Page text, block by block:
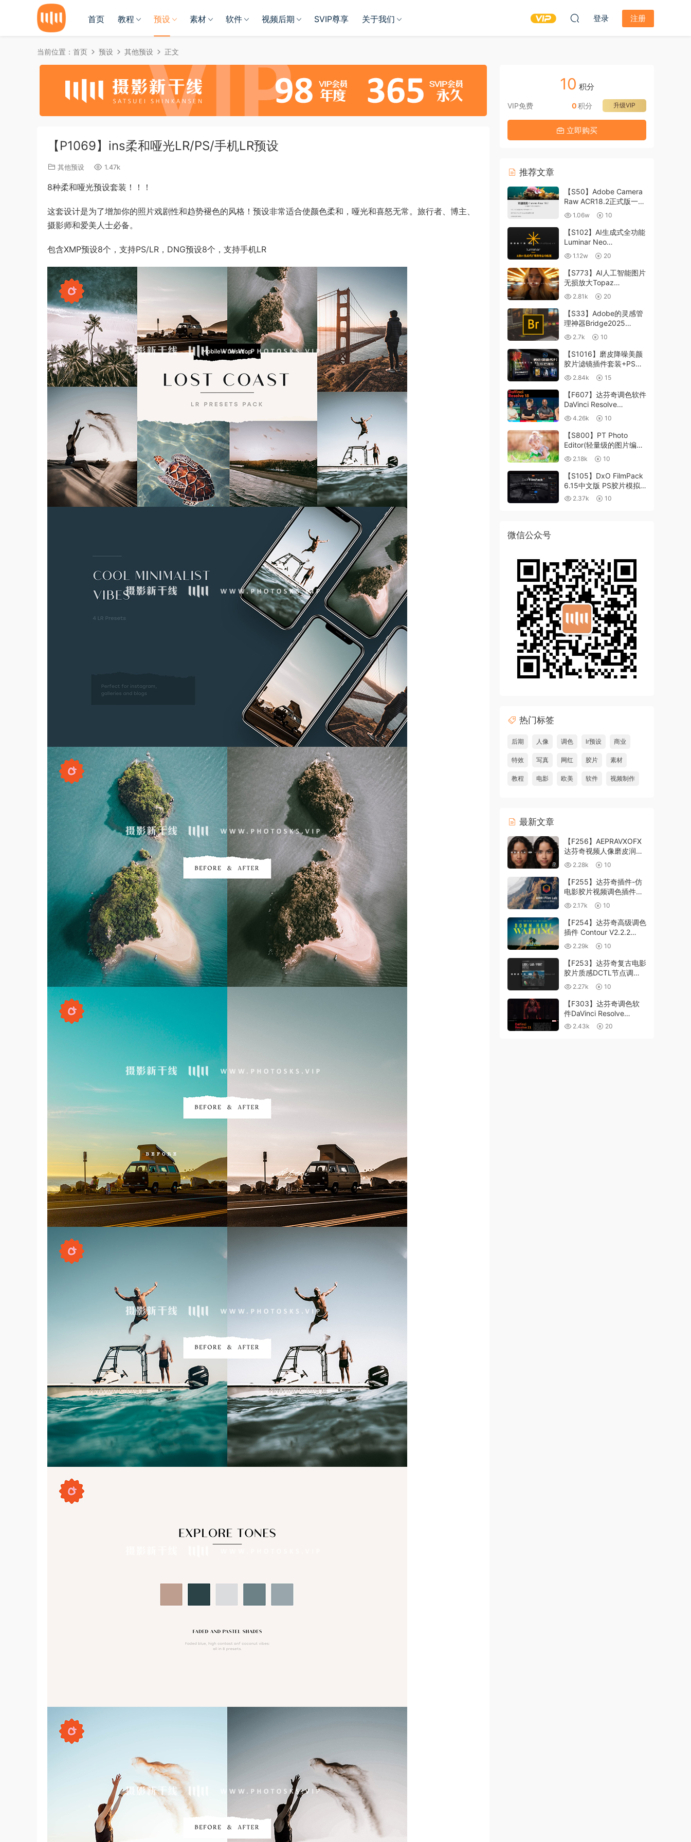
首页 教程 预设 素材 软件 视频后期 SVIP尊享 关于我们 登录 注册
当前位置： 首页 预设 其他预设 正文
【P1069】ins柔和哑光LR/PS/手机LR预设
其他预设 1.47k
8种柔和哑光预设套装！！！
这套设计是为了增加你的照片戏剧性和趋势褪色的风格！预设非常适合使颜色柔和，哑光和喜怒无常。旅行者、博主、
摄影师和爱美人士必备。
包含XMP预设8个，支持PS/LR，DNG预设8个，支持手机LR
10 积分
VIP免费 升级VIP
0积分
立即购买
推荐文章
【S50】Adobe Camera
Raw ACR18.2正式版一键
升级包 ACR最新升级包
支持WIN和MAC
1.06w 10
【S102】AI生成式全功能
Luminar Neo
1.24.4(x64)超强修图插件
中文版WIN+MAC含400
个预设
1.12w 20
【S773】AI人工智能图片
无损放大Topaz
Gigapixel AI 8.4.0.1b照
片模糊清晰 PS插件+独立
版 WIN/MAC
2.81k 20
【S33】Adobe的灵感管
理神器Bridge2025
15.0.3 WIN系统 右键可
进入ACR
2.7k 10
【S1016】磨皮降噪美颜
胶片滤镜插件套装+PS动
作 Imagenomic
Professional Plugin Suite
v2027 Win汉化中文版
2.84k 15
【F607】达芬奇调色软件
DaVinci Resolve
Studio18.6Win、Mac 中
文/英文
4.26k 10
【S800】PT Photo
Editor(轻量级的图片编辑
工具)5.10.3汉化版 WIN
2.18k 10
【S105】DxO FilmPack
6.15中文版 PS胶片模拟
滤镜支持WIN/MAC
2.37k 10
微信公众号
热门标签
后期 人像 调色 lr预设 商业
特效 写真 网红 胶片 素材
教程 电影 欧美 软件 视频制作
最新文章
【F256】AEPRAVXOFX
达芬奇视频人像磨皮润肤
美颜插件 Beauty Box
V6.0.3 Win
2.28k 10
【F255】达芬奇插件-仿
电影胶片视频调色插件
ARRI Film Lab 1.0.10 Win
2.17k 10
【F254】达芬奇高级调色
插件 Contour V2.2.2
WinMac 含使用教程
2.29k 10
【F253】达芬奇复古电影
胶片质感DCTL节点调色
预设 MonoNodes LOOK
LAB PRINT V4.0
2.27k 10
【F303】达芬奇调色软
件DaVinci Resolve
Studio21.0.3 中文版
2.43k 20